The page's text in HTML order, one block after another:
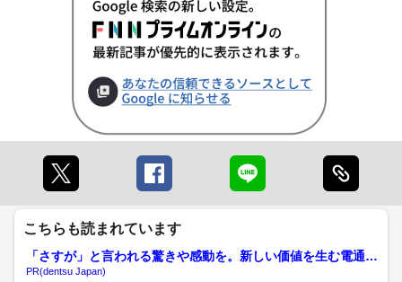
こちらも読まれています
「さすが」と言われる驚きや感動を。新しい価値を生む電通の
挑戦
PR(dentsu Japan)